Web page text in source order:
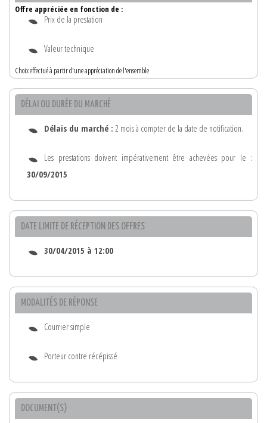
Offre appréciée en fonction de :
Prix de la prestation
Valeur technique
Choix effectué à partir d'une appréciation de l'ensemble
DÉLAI OU DURÉE DU MARCHÉ
Délais du marché : 2 mois à compter de la date de notification.
Les prestations doivent impérativement être achevées pour le :
30/09/2015
DATE LIMITE DE RÉCEPTION DES OFFRES
30/04/2015 à 12:00
MODALITÉS DE RÉPONSE
Courrier simple
Porteur contre récépissé
DOCUMENT(S)